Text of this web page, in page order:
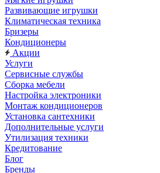
Развивающие игрушки
Климатическая техника
Бризеры
Кондиционеры
Акции
Услуги
Сервисные службы
Сборка мебели
Настройка электроники
Монтаж кондиционеров
Установка сантехники
Дополнительные услуги
Утилизация техники
Кредитование
Блог
Бренды